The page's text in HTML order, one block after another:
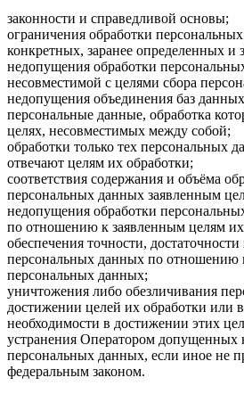
законности и справедливой основы;
ограничения обработки
конкретных, заранее определенных и
недопущения обработки
несовместимой с целями сбора
недопущения объединения баз
персональные данные, обработка
целях, несовместимых между собой;
обработки только тех персональных
отвечают целям их обработки;
соответствия содержания и объёма
персональных данных заявленным
недопущения обработки
по отношению к заявленным целям их
обеспечения точности, достаточности
персональных данных по отношению
персональных данных;
уничтожения либо обезличивания
достижении целей их обработки или
необходимости в достижении этих
устранения Оператором допущенных
персональных данных, если иное не
федеральным законом.